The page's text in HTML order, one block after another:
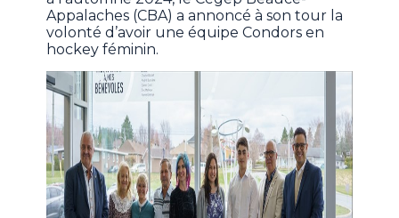
Appalaches (CBA) a annoncé à son tour la
volonté d’avoir une équipe Condors en
hockey féminin.